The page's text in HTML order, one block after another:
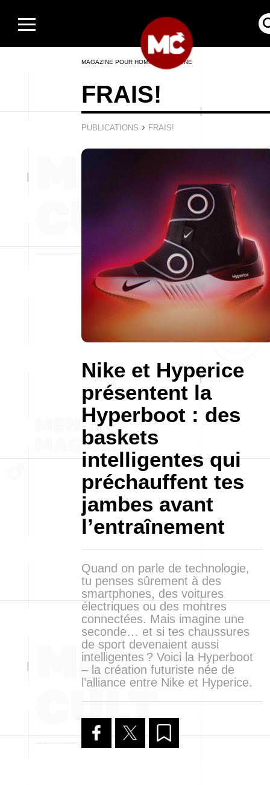
MAGAZINE POUR HOMMES EN LIGNE
FRAIS!
PUBLICATIONS › FRAIS!
Nike et Hyperice
présentent la
Hyperboot : des
baskets
intelligentes qui
préchauffent tes
jambes avant
l’entraînement
Quand on parle de technologie,
tu penses sûrement à des
smartphones, des voitures
électriques ou des montres
connectées. Mais imagine une
seconde… et si tes chaussures
de sport devenaient aussi
intelligentes ? Voici la Hyperboot
– la création futuriste née de
l’alliance entre Nike et Hyperice.